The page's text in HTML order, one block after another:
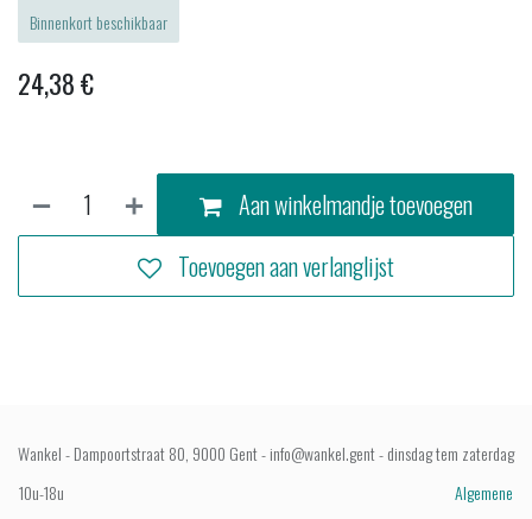
Binnenkort beschikbaar
24,38€
Aan winkelmandje toevoegen
Toevoegen aan verlanglijst
Wankel - Dampoortstraat 80, 9000 Gent - info@wankel.gent - dinsdag tem zaterdag
10u-18u
Algemene